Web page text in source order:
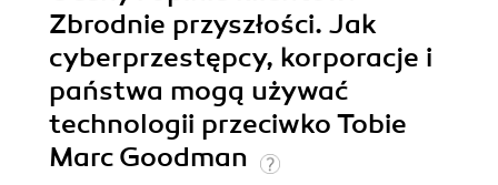
Zbrodnie przyszłości. Jak
cyberprzestępcy, korporacje i
państwa mogą używać
technologii przeciwko Tobie
Marc Goodman